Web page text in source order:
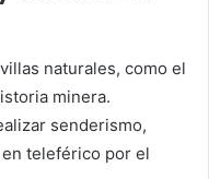
naturales, como el
minera.
senderismo,
teleférico por el